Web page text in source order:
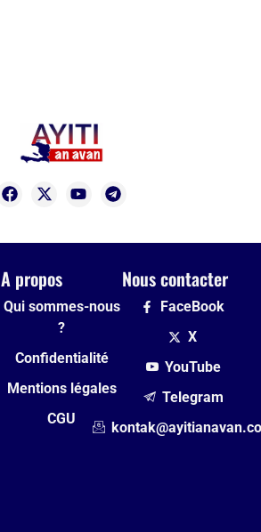
A propos
Qui sommes-nous
?
Confidentialité
Mentions légales
CGU
Nous contacter
FaceBook
X
YouTube
Telegram